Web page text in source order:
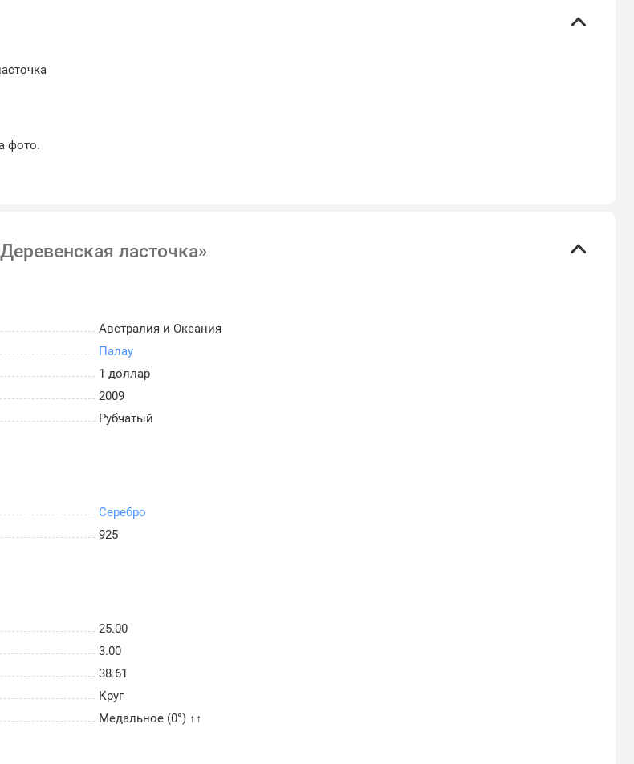
фото.
ласточка»
Австралия и Океания
Палау
1 доллар
2009
Рубчатый
Серебро
925
25.00
3.00
38.61
Круг
Медальное (0°) ↑↑